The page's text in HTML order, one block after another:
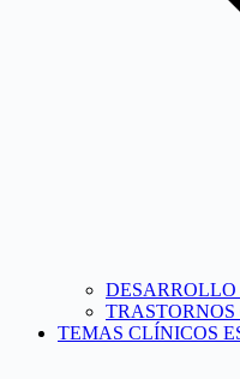
TRASTORNOS
TEMAS CLÍNICOS